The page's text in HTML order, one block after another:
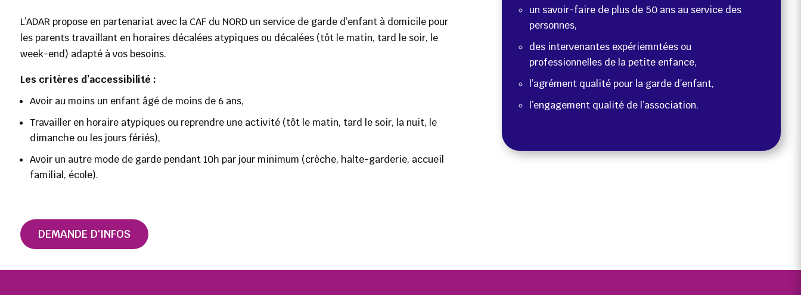
L’ADAR propose en partenariat avec la CAF du NORD un service de garde d’enfant à domicile pour
les parents travaillant en horaires décalées atypiques ou décalées (tôt le matin, tard le soir, le
week-end) adapté à vos besoins.
Les critères d’accessibilité :
Avoir au moins un enfant âgé de moins de 6 ans,
Travailler en horaire atypiques ou reprendre une activité (tôt le matin, tard le soir, la nuit, le
dimanche ou les jours fériés),
Avoir un autre mode de garde pendant 10h par jour minimum (crèche, halte-garderie, accueil
familial, école).
DEMANDE D'INFOS
un savoir-faire de plus de 50 ans au service des
personnes,
des intervenantes expériemntées ou
professionnelles de la petite enfance,
l’agrément qualité pour la garde d’enfant,
l’engagement qualité de l’association.